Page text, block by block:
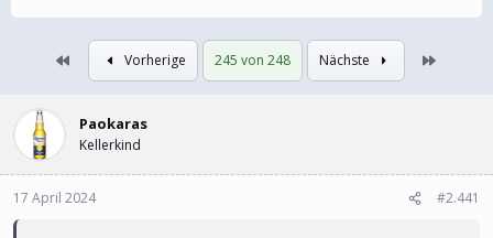
s
e
r
s
t
e
l
Vorherige 245 von 248 Nächste
Paokaras
Kellerkind
17 April 2024 #2.441